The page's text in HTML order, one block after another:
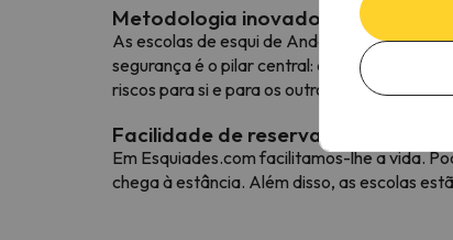
Metodologia inovadora e
As escolas de esqui de Andorra utilizam
segurança é o pilar central: aprenderá a
riscos para si e para os outros.
Facilidade de reserva online e
Em Esquiades.com facilitamos-lhe a vida.
chega à estância. Além disso, as escolas